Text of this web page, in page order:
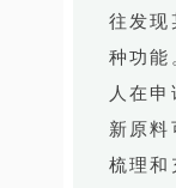
往发现
种功能
人在
新原料
梳理和